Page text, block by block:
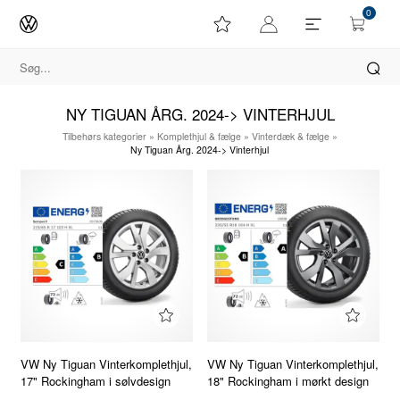
0
NY TIGUAN ÅRG. 2024-> VINTERHJUL
Tilbehørs kategorier» Komplethjul & fælge» Vinterdæk & fælge»
Ny Tiguan Årg. 2024-> Vinterhjul
VW Ny Tiguan Vinterkomplethjul,
17" Rockingham i sølvdesign
VW Ny Tiguan Vinterkomplethjul,
18" Rockingham i mørkt design